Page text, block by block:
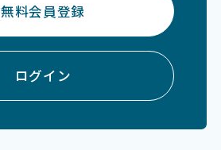
無料会員登録
ログイン